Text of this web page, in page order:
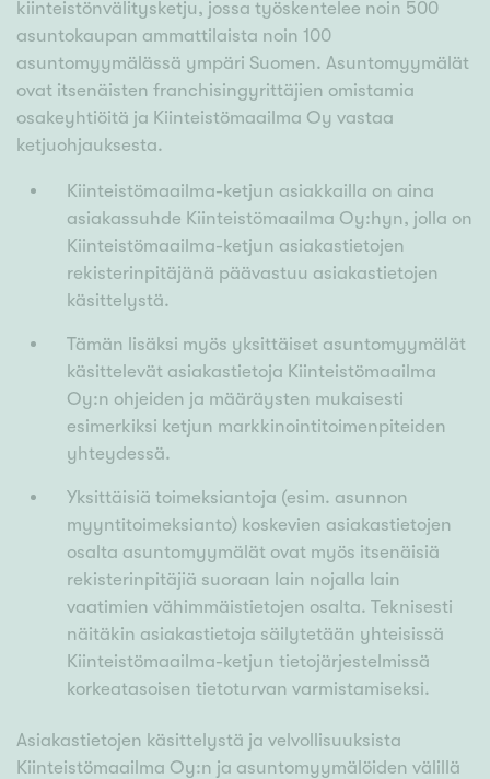
kiinteistönvälitysketju, jossa työskentelee noin 500
asuntokaupan ammattilaista noin 100
asuntomyymälässä ympäri Suomen. Asuntomyymälät
ovat itsenäisten franchisingyrittäjien omistamia
osakeyhtiöitä ja Kiinteistömaailma Oy vastaa
ketjuohjauksesta.
Kiinteistömaailma-ketjun asiakkailla on aina
asiakassuhde Kiinteistömaailma Oy:hyn, jolla on
Kiinteistömaailma-ketjun asiakastietojen
rekisterinpitäjänä päävastuu asiakastietojen
käsittelystä.
Tämän lisäksi myös yksittäiset asuntomyymälät
käsittelevät asiakastietoja Kiinteistömaailma
Oy:n ohjeiden ja määräysten mukaisesti
esimerkiksi ketjun markkinointitoimenpiteiden
yhteydessä.
Yksittäisiä toimeksiantoja (esim. asunnon
myyntitoimeksianto) koskevien asiakastietojen
osalta asuntomyymälät ovat myös itsenäisiä
rekisterinpitäjiä suoraan lain nojalla lain
vaatimien vähimmäistietojen osalta. Teknisesti
näitäkin asiakastietoja säilytetään yhteisissä
Kiinteistömaailma-ketjun tietojärjestelmissä
korkeatasoisen tietoturvan varmistamiseksi.
Asiakastietojen käsittelystä ja velvollisuuksista
Kiinteistömaailma Oy:n ja asuntomyymälöiden välillä